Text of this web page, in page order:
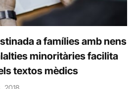
a famílies amb nens
minoritàries facilita
textos mèdics